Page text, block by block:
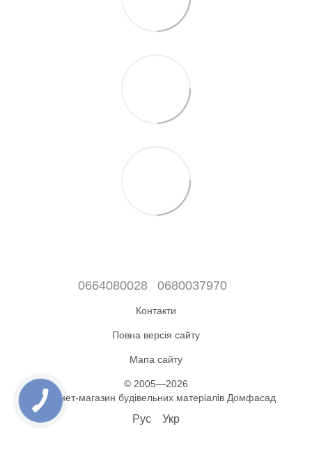
0664080028 0680037970
Контакти
Повна версія сайту
Мапа сайту
© 2005—2026
Інтернет-магазин будівельних матеріалів Домфасад
Рус Укр